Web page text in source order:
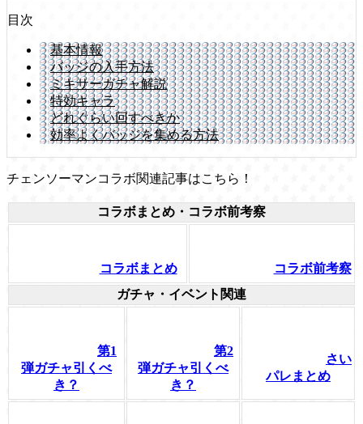
目次
基本情報
バッジの入手方法
ミキサーガチャ解説
特効キャラ
どれぐらい回すべきか
効率よくバッジを集める方法
チェンソーマンコラボ関連記事はこちら！
コラボまとめ・コラボ前考察
コラボまとめ
コラボ前考察
ガチャ・イベント関連
第1
弾ガチャ引くべ
き？
第2
弾ガチャ引くべ
き？
さい
パレまとめ